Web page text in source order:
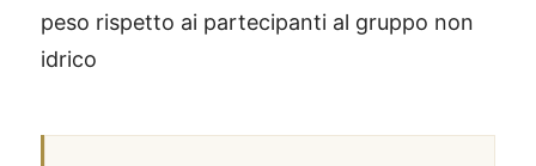
peso rispetto ai partecipanti al gruppo non
idrico